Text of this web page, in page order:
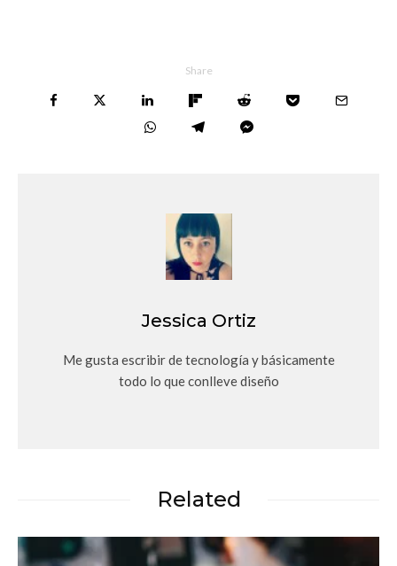
Share
Jessica Ortiz
Me gusta escribir de tecnología y básicamente
todo lo que conlleve diseño
Related